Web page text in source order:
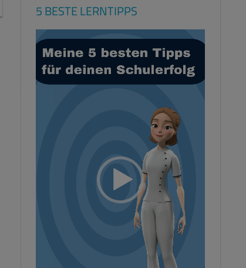
5 BESTE LERNTIPPS
Video-
Player